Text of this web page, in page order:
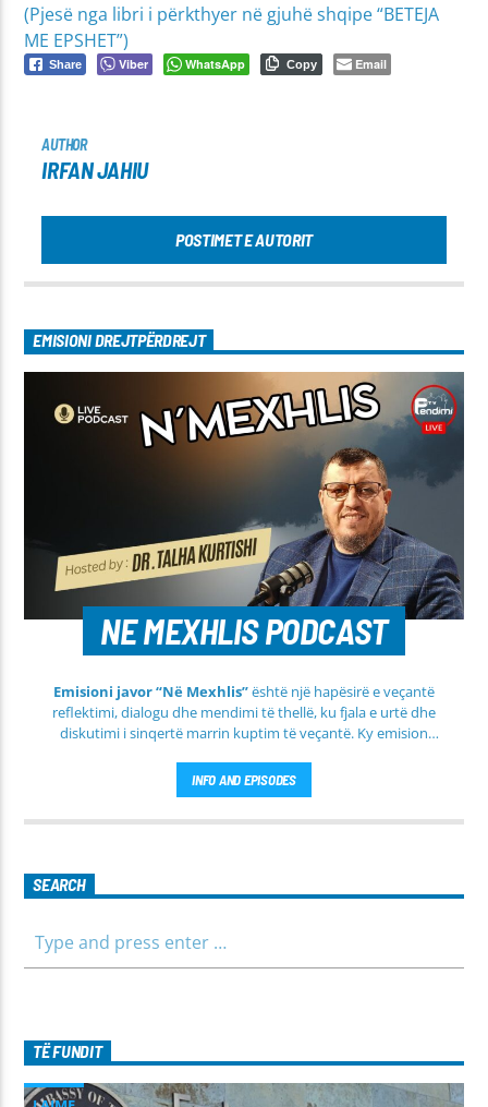
(Pjesë nga libri i përkthyer në gjuhë shqipe “BETEJA
ME EPSHET”)
Share Viber WhatsApp Copy Email
AUTHOR
IRFAN JAHIU
POSTIMET E AUTORIT
EMISIONI DREJTPËRDREJT
NE MEXHLIS PODCAST
Emisioni javor “Në Mexhlis”është një hapësirë e veçantë
reflektimi, dialogu dhe mendimi të thellë, ku fjala e urtë dhe
diskutimi i sinqertë marrin kuptim të veçantë. Ky emision
publiku një formë komunikimi të hapur, të qetë dhe shumë
përmbajtësore
INFO AND EPISODES
SEARCH
TË FUNDIT